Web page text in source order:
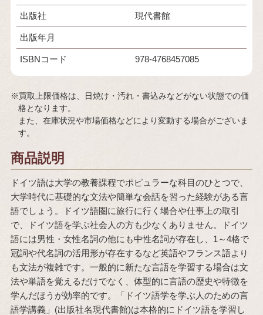
出版社 現代書館
出版年月
ISBNコード 978-4768457085
※買取上限価格は、日焼け・汚れ・書込みなどがない状態での価
格となります。
また、在庫状況や市場価格などにより変動する場合がございま
す。
商品説明
ドイツ語は大学の教養課程でポピュラーな科目のひとつで、
大学時代に基礎的な文法や簡単な会話を習った経験がある言
語でしょう。ドイツ語圏に旅行に行く場合や仕事上の取引
で、ドイツ語を学ぶ社会人の方も少なくありません。ドイツ
語には男性・女性名詞の他にも中性名詞が存在し、1～4格で
冠詞や代名詞の活用形が存在するなど英語やフランス語より
も文法が複雑です。一般的に新たな言語を学習する場合は文
法や単語を覚えるだけでなく、体型的に言語の歴史や特徴を
学んだほうが効率的です。「ドイツ語学を学ぶ人のための言
語学講義」(出版社名現代書館)は本格的にドイツ語を学習し